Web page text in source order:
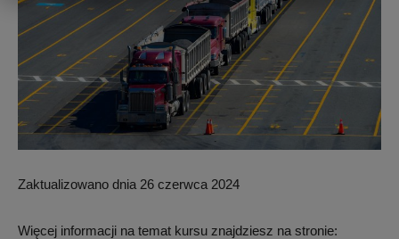
Zaktualizowano dnia 26 czerwca 2024
Więcej informacji na temat kursu znajdziesz na stronie: